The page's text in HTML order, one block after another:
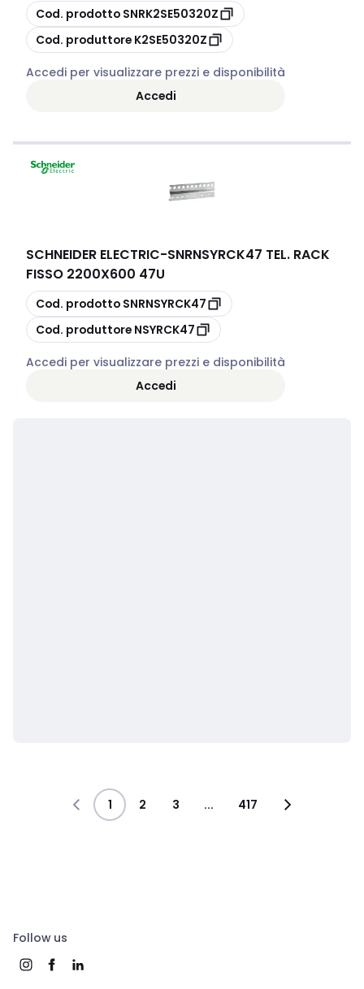
copia
Cod. prodotto SNRK2SE50320Z
copia
Cod. produttore K2SE50320Z
Accedi per visualizzare prezzi e disponibilità
Accedi
SCHNEIDER ELECTRIC-SNRNSYRCK47 TEL. RACK
FISSO 2200X600 47U
copia
Cod. prodotto SNRNSYRCK47
copia
Cod. produttore NSYRCK47
Accedi per visualizzare prezzi e disponibilità
Accedi
1 2 3 ... 417
Follow us